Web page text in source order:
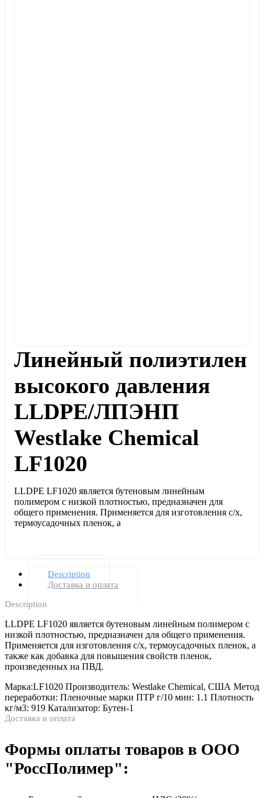
Линейный полиэтилен
высокого давления
LLDPE/ЛПЭНП
Westlake Chemical
LF1020
LLDPE LF1020 является бутеновым линейным
полимером с низкой плотностью, предназначен для
общего применения. Применяется для изготовления с/х,
термоусадочных пленок, а
Description
Доставка и оплата
Description
LLDPE LF1020 является бутеновым линейным полимером с
низкой плотностью, предназначен для общего применения.
Применяется для изготовления с/х, термоусадочных пленок, а
также как добавка для повышения свойств пленок,
произведенных на ПВД.
Марка:LF1020 Производитель: Westlake Chemical, США Метод
переработки: Пленочные марки ПТР г/10 мин: 1.1 Плотность
кг/м3: 919 Катализатор: Бутен-1
Доставка и оплата
Формы оплаты товаров в ООО
"РоссПолимер":